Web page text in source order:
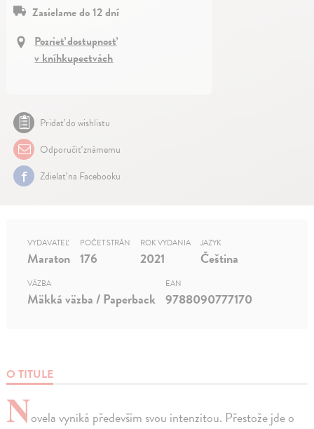
Zasielame do 12 dní
Pozrieť dostupnosť
v kníhkupectvách
Pridať do wishlistu
Odporučiť známemu
Zdielať na Facebooku
O TITULE
Novela vyniká především svou intenzitou. Přestože jde o
VYDAVATEĽ
Maraton
POČET STRÁN
176
ROK VYDANIA
2021
JAZYK
Čeština
VÄZBA
Mäkká väzba / Paperback
EAN
9788090777170